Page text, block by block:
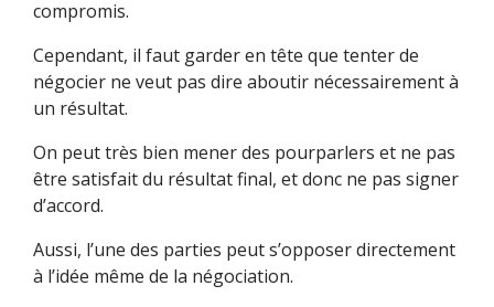
compromis.
Cependant, il faut garder en tête que tenter de
négocier ne veut pas dire aboutir nécessairement à
un résultat.
On peut très bien mener des pourparlers et ne pas
être satisfait du résultat final, et donc ne pas signer
d’accord.
Aussi, l’une des parties peut s’opposer directement
à l’idée même de la négociation.